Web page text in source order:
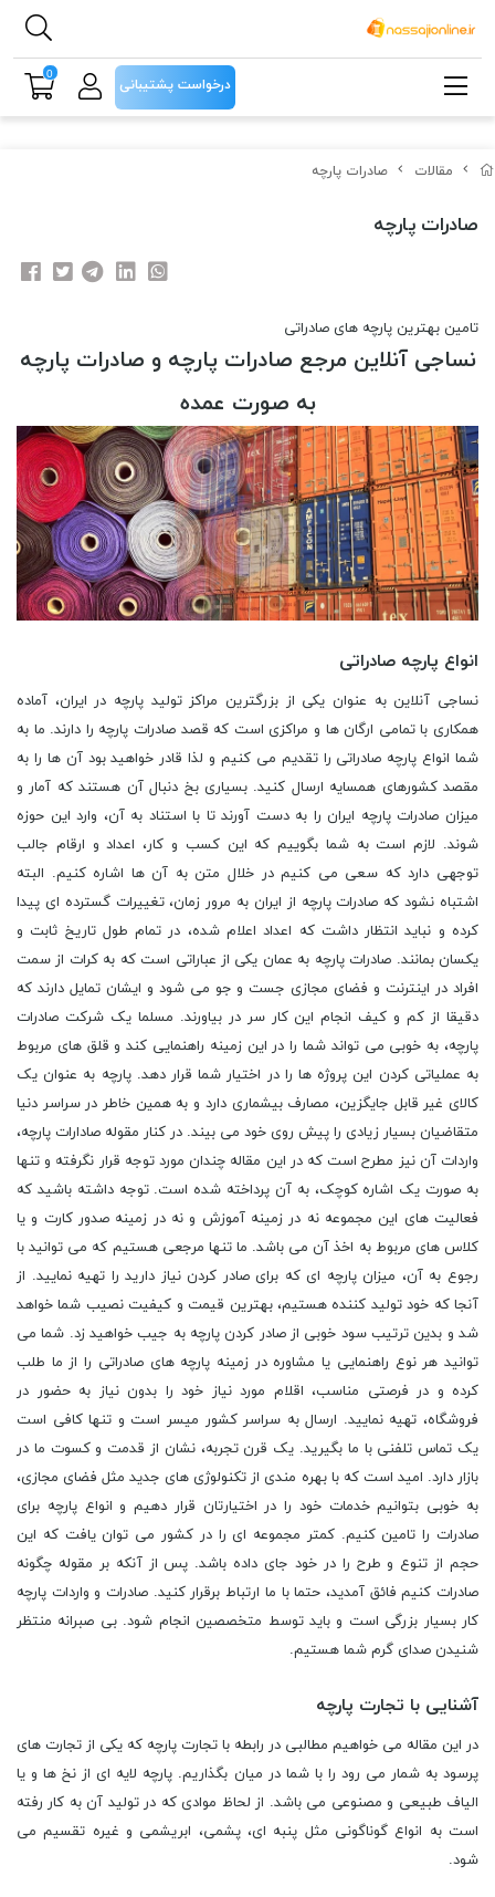
مقالات صادرات پارچه
صادرات پارچه
تامین بهترین پارچه های صادراتی
نساجی آنلاین مرجع صادرات پارچه و صادرات پارچه
به صورت عمده
انواع پارچه صادراتی
نساجی آنلاین به عنوان یکی از بزرگترین مراکز تولید پارچه در ایران، آماده
همکاری با تمامی ارگان ها و مراکزی است که قصد صادرات پارچه را دارند. ما به
شما انواع پارچه صادراتی را تقدیم می کنیم و لذا قادر خواهید بود آن ها را به
مقصد کشورهای همسایه ارسال کنید. بسیاری بخ دنبال آن هستند که آمار و
میزان صادرات پارچه ایران را به دست آورند تا با استناد به آن، وارد این حوزه
شوند. لازم است به شما بگوییم که این کسب و کار، اعداد و ارقام جالب
توجهی دارد که سعی می کنیم در خلال متن به آن ها اشاره کنیم. البته
اشتباه نشود که صادرات پارچه از ایران به مرور زمان، تغییرات گسترده ای پیدا
کرده و نباید انتظار داشت که اعداد اعلام شده، در تمام طول تاریخ ثابت و
یکسان بمانند. صادرات پارچه به عمان یکی از عباراتی است که به کرات از سمت
افراد در اینترنت و فضای مجازی جست و جو می شود و ایشان تمایل دارند که
دقیقا از کم و کیف انجام این کار سر در بیاورند. مسلما یک شرکت صادرات
پارچه، به خوبی می تواند شما را در این زمینه راهنمایی کند و قلق های مربوط
به عملیاتی کردن این پروژه ها را در اختیار شما قرار دهد. پارچه به عنوان یک
کالای غیر قابل جایگزین، مصارف بیشماری دارد و به همین خاطر در سراسر دنیا
متقاضیان بسیار زیادی را پیش روی خود می بیند. در کنار مقوله صادارات پارچه،
واردات آن نیز مطرح است که در این مقاله چندان مورد توجه قرار نگرفته و تنها
به صورت یک اشاره کوچک، به آن پرداخته شده است. توجه داشته باشید که
فعالیت های این مجموعه نه در زمینه آموزش و نه در زمینه صدور کارت و یا
کلاس های مربوط به اخذ آن می باشد. ما تنها مرجعی هستیم که می توانید با
رجوع به آن، میزان پارچه ای که برای صادر کردن نیاز دارید را تهیه نمایید. از
آنجا که خود تولید کننده هستیم، بهترین قیمت و کیفیت نصیب شما خواهد
شد و بدین ترتیب سود خوبی از صادر کردن پارچه به جیب خواهید زد. شما می
توانید هر نوع راهنمایی یا مشاوره در زمینه پارچه های صادراتی را از ما طلب
کرده و در فرصتی مناسب، اقلام مورد نیاز خود را بدون نیاز به حضور در
فروشگاه، تهیه نمایید. ارسال به سراسر کشور میسر است و تنها کافی است
یک تماس تلفنی با ما بگیرید. یک قرن تجربه، نشان از قدمت و کسوت ما در
بازار دارد. امید است که با بهره مندی از تکنولوژی های جدید مثل فضای مجازی،
به خوبی بتوانیم خدمات خود را در اختیارتان قرار دهیم و انواع پارچه برای
صادرات را تامین کنیم. کمتر مجموعه ای را در کشور می توان یافت که این
حجم از تنوع و طرح را در خود جای داده باشد. پس از آنکه بر مقوله چگونه
صادرات کنیم فائق آمدید، حتما با ما ارتباط برقرار کنید. صادرات و واردات پارچه
کار بسیار بزرگی است و باید توسط متخصصین انجام شود. بی صبرانه منتظر
شنیدن صدای گرم شما هستیم.
آشنایی با تجارت پارچه
در این مقاله می خواهیم مطالبی در رابطه با تجارت پارچه که یکی از تجارت های
پرسود به شمار می رود را با شما در میان بگذاریم. پارچه لایه ای از نخ ها و یا
الیاف طبیعی و مصنوعی می باشد. از لحاظ موادی که در تولید آن به کار رفته
است به انواع گوناگونی مثل پنبه ای، پشمی، ابریشمی و غیره تقسیم می
شود.
درخواست پشتیبانی
0